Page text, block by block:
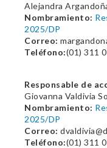
Alejandra
Nombramiento:
2025/DP
Correo:
Teléfono:(01) 311
Responsable de
Giovanna Valdivia
Nombramiento:
2025/DP
Correo:
Teléfono:(01) 311